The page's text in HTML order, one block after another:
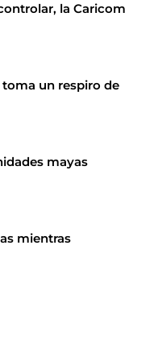
la Caricom
toma un respiro de
mayas
mientras